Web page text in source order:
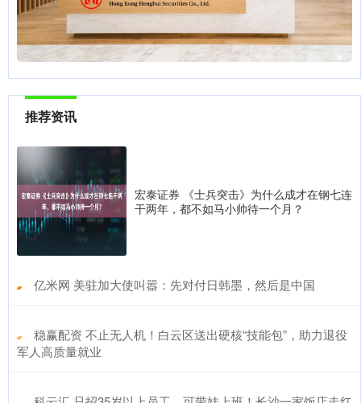
推荐资讯
宏泰证券 《士兵突击》为什么成才在钢七连
干两年，都不如马小帅待一个月？
​亿米网 美驻加大使叫嚣：先对付日韩墨，然后是中国
​稳赢配资 不止无人机！白云区送出硬核“技能包”，助力退役
军人高质量就业